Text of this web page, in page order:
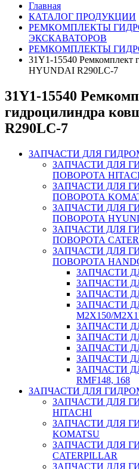
Главная
КАТАЛОГ ПРОДУКЦИИ
РЕМКОМПЛЕКТЫ
ЭКСКАВАТОРОВ
РЕМКОМПЛЕКТЫ
31Y1-15540 Ремкомплект
HYUNDAI R290LC-7
31Y1-15540
гидроцилиндра
R290LC-7
ЗАПЧАСТИ ДЛЯ
ЗАПЧАСТИ ДЛЯ
ПОВОРОТА
ЗАПЧАСТИ ДЛЯ
ПОВОРОТА
ЗАПЧАСТИ ДЛЯ
ПОВОРОТА
ЗАПЧАСТИ ДЛЯ
ПОВОРОТА
ЗАПЧАСТИ ДЛЯ
ПОВОРОТА
ЗАПЧАСТИ
ЗАПЧАСТИ
ЗАПЧАСТИ
ЗАПЧАСТИ
M2X150/
ЗАПЧАСТИ
ЗАПЧАСТИ
ЗАПЧАСТИ
ЗАПЧАСТИ
ЗАПЧАСТИ
RMF148, 168
ЗАПЧАСТИ ДЛЯ
ЗАПЧАСТИ ДЛЯ
HITACHI
ЗАПЧАСТИ ДЛЯ
KOMATSU
ЗАПЧАСТИ ДЛЯ
CATERPILLAR
ЗАПЧАСТИ ДЛЯ